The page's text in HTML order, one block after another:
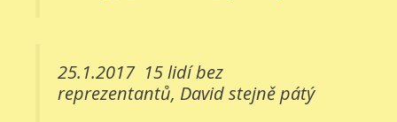
25.1.2017 15 lidí bez
reprezentantů, David stejně pátý